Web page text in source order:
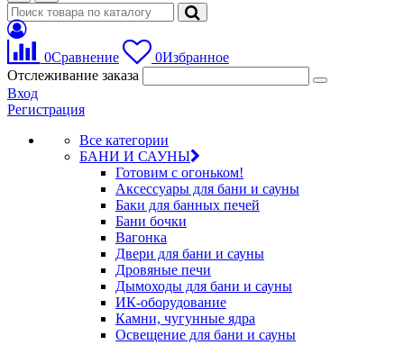
0Сравнение 0Избранное
Отслеживание заказа
Вход
Регистрация
Все категории
БАНИ И САУНЫ
Готовим с огоньком!
Аксессуары для бани и сауны
Баки для банных печей
Бани бочки
Вагонка
Двери для бани и сауны
Дровяные печи
Дымоходы для бани и сауны
ИК-оборудование
Камни, чугунные ядра
Освещение для бани и сауны